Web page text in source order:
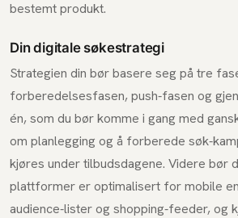
bestemt produkt.
Din digitale søkestrategi
Strategien din bør basere seg på tre
forberedelsesfasen, push-fasen og
én, som du bør komme i gang med
om planlegging og å forberede søk-
kjøres under tilbudsdagene. Videre bør
plattformer er optimalisert for mobile
audience-lister og shopping-feeder, og